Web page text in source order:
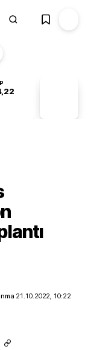
21.10.2022, 10:22